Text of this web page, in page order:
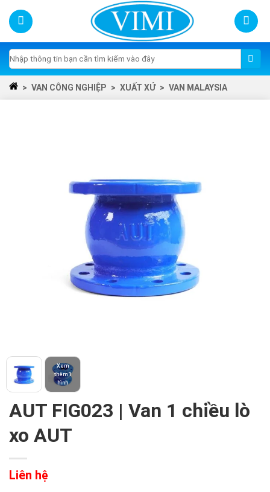
Skip
content
Tìm
kiếm:
> VAN CÔNG NGHIỆP > XUẤT XỨ > VAN MALAYSIA
Xem
thêm 1
hình
AUT FIG023 | Van 1 chiều lò
xo AUT
Liên hệ